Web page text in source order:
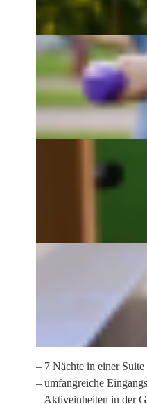
– 7 Nächte in einer
– umfangreiche
– Aktiveinheiten in der